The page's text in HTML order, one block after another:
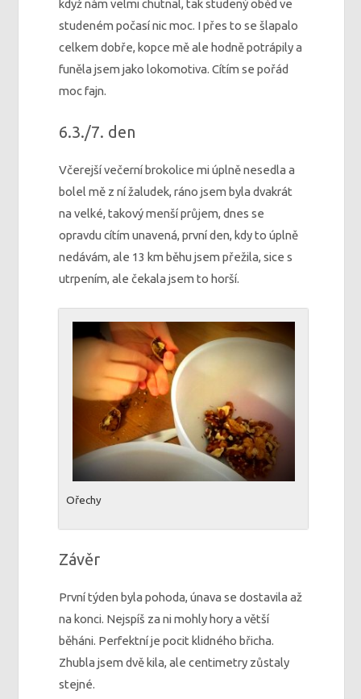
když nám velmi chutnal, tak studený oběd ve
studeném počasí nic moc. I přes to se šlapalo
celkem dobře, kopce mě ale hodně potrápily a
funěla jsem jako lokomotiva. Cítím se pořád
moc fajn.
6.3./7. den
Včerejší večerní brokolice mi úplně nesedla a
bolel mě z ní žaludek, ráno jsem byla dvakrát
na velké, takový menší průjem, dnes se
opravdu cítím unavená, první den, kdy to úplně
nedávám, ale 13 km běhu jsem přežila, sice s
utrpením, ale čekala jsem to horší.
Ořechy
Závěr
První týden byla pohoda, únava se dostavila až
na konci. Nejspíš za ni mohly hory a větší
běháni. Perfektní je pocit klidného břicha.
Zhubla jsem dvě kila, ale centimetry zůstaly
stejné.